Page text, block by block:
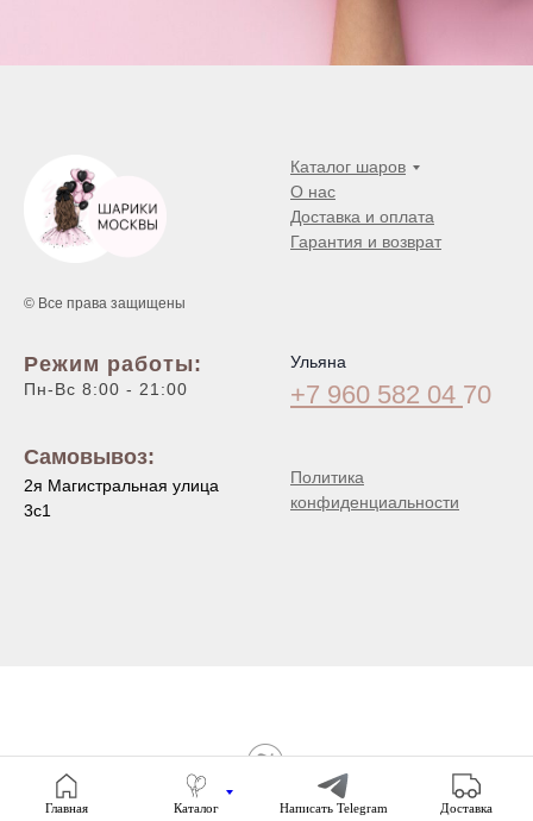
Главная Каталог Написать Telegram Доставка
© Все права защищены
Каталог шаров
О нас
Доставка и оплата
Гарантия и возврат
Режим работы:
Пн-Вс 8:00 - 21:00
Самовывоз:
2я Магистральная улица
3с1
Ульяна
+7 960 582 04 70
Политика
конфиденциальности
Made on Tilda